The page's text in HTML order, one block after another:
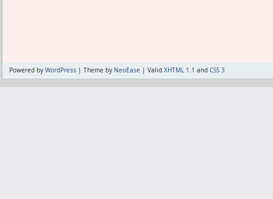
Powered by WordPress | Theme by NeoEase | Valid XHTML 1.1 and CSS 3